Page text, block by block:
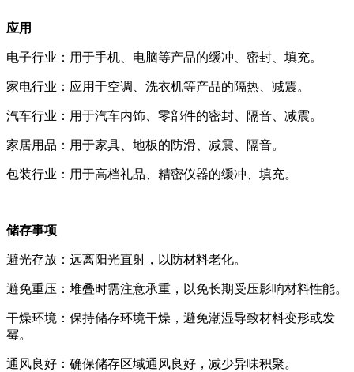
应用
电子行业：用于手机、电脑等产品的缓冲、密封、填充。
家电行业：应用于空调、洗衣机等产品的隔热、减震。
汽车行业：用于汽车内饰、零部件的密封、隔音、减震。
家居用品：用于家具、地板的防滑、减震、隔音。
包装行业：用于高档礼品、精密仪器的缓冲、填充。
储存事项
避光存放：远离阳光直射，以防材料老化。
避免重压：堆叠时需注意承重，以免长期受压影响材料性能。
干燥环境：保持储存环境干燥，避免潮湿导致材料变形或发
霉。
通风良好：确保储存区域通风良好，减少异味积聚。